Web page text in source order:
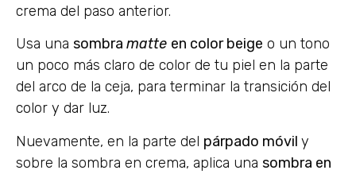
crema del paso anterior.
Usa una sombra matte en color beige o un tono
un poco más claro de color de tu piel en la parte
del arco de la ceja, para terminar la transición del
color y dar luz.
Nuevamente, en la parte del párpado móvil y
sobre la sombra en crema, aplica una sombra en